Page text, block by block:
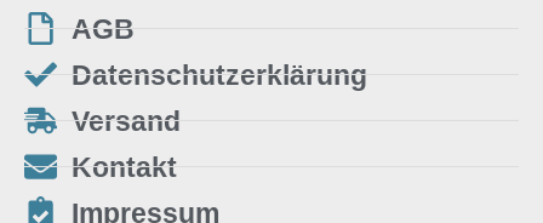
AGB
Datenschutzerklärung
Versand
Kontakt
Impressum